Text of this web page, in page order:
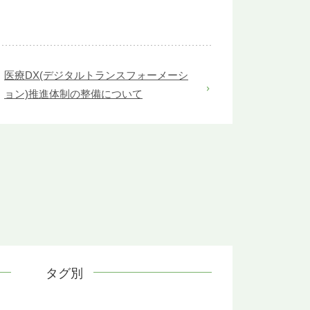
医療DX(デジタルトランスフォーメーシ
ョン)推進体制の整備について
タグ別